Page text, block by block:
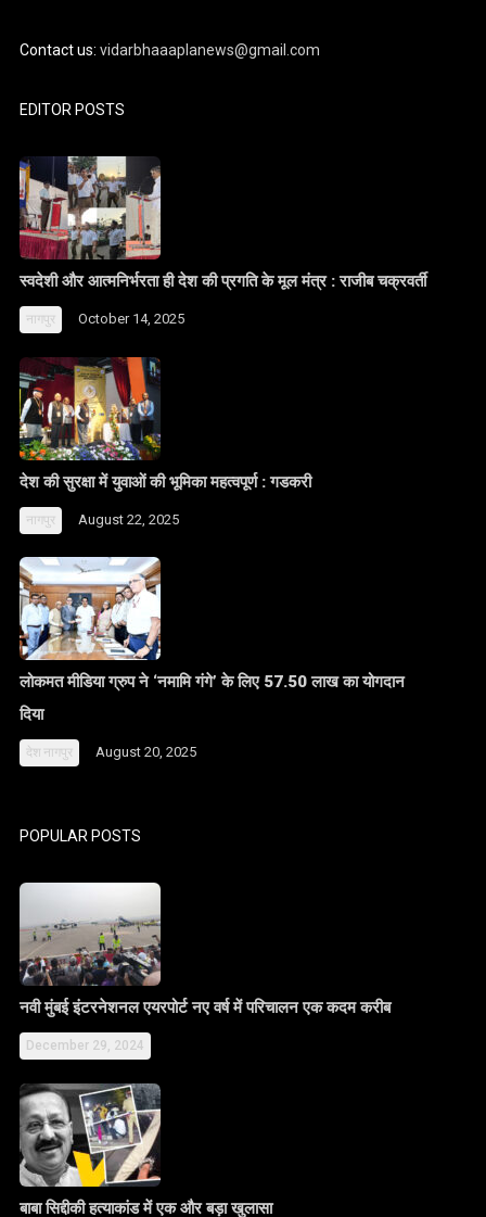
Contact us:vidarbhaaaplanews@gmail.com
EDITOR POSTS
स्वदेशी और आत्मनिर्भरता ही देश की प्रगति के मूल मंत्र : राजीब चक्रवर्ती
नागपुर October 14, 2025
देश की सुरक्षा में युवाओं की भूमिका महत्वपूर्ण : गडकरी
नागपुर August 22, 2025
लोकमत मीडिया ग्रुप ने ‘नमामि गंगे’ के लिए 57.50 लाख का योगदान
दिया
देश नागपुर August 20, 2025
POPULAR POSTS
नवी मुंबई इंटरनेशनल एयरपोर्ट नए वर्ष में परिचालन एक कदम करीब
December 29, 2024
बाबा सिद्दीकी हत्याकांड में एक और बड़ा खुलासा